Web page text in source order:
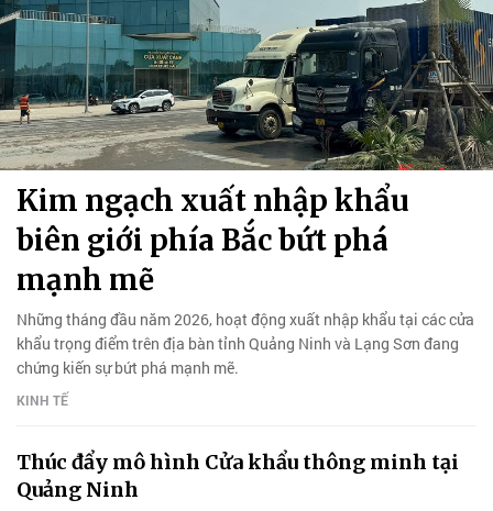
Kim ngạch xuất nhập khẩu
biên giới phía Bắc bứt phá
mạnh mẽ
Những tháng đầu năm 2026, hoạt động xuất nhập khẩu tại các cửa
khẩu trọng điểm trên địa bàn tỉnh Quảng Ninh và Lạng Sơn đang
chứng kiến sự bứt phá mạnh mẽ.
KINH TẾ
Thúc đẩy mô hình Cửa khẩu thông minh tại
Quảng Ninh